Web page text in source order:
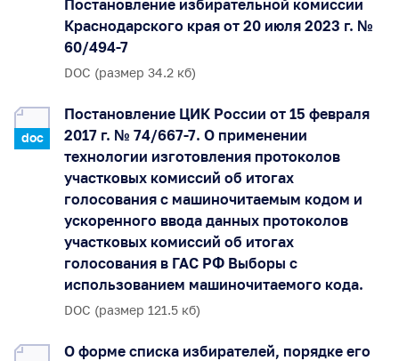
Постановление избирательной комиссии
Краснодарского края от 20 июля 2023 г. №
60/494-7
DOC (размер 34.2 кб)
doc
Постановление ЦИК России от 15 февраля
2017 г. № 74/667-7. О применении
технологии изготовления протоколов
участковых комиссий об итогах
голосования с машиночитаемым кодом и
ускоренного ввода данных протоколов
участковых комиссий об итогах
голосования в ГАС РФ Выборы с
использованием машиночитаемого кода.
DOC (размер 121.5 кб)
О форме списка избирателей, порядке его